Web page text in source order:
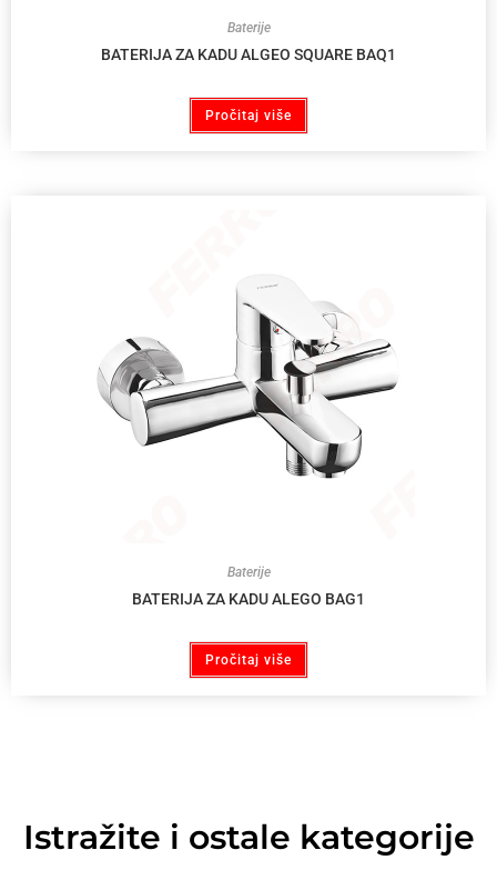
Baterije
BATERIJA ZA KADU ALGEO SQUARE BAQ1
Pročitaj više
Baterije
BATERIJA ZA KADU ALEGO BAG1
Pročitaj više
Istražite i ostale kategorije